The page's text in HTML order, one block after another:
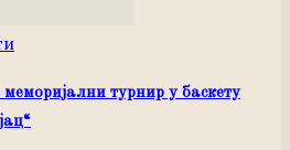
турнир у баскету